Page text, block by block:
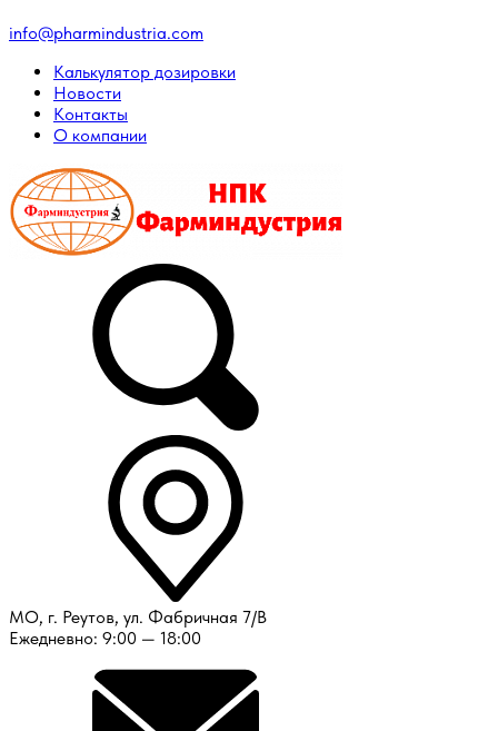
info@pharmindustria.com
Калькулятор дозировки
Новости
Контакты
О компании
МО, г. Реутов, ул. Фабричная 7/В
Ежедневно: 9:00 — 18:00